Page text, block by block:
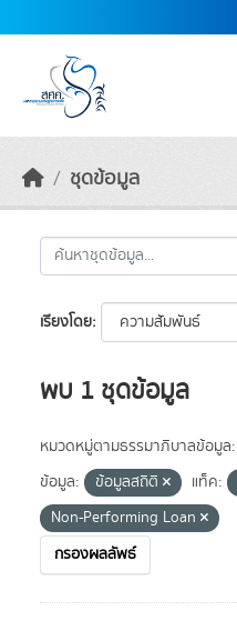
ชุดข้อมูล
เรียงโดย
พบ 1 ชุดข้อมูล
หมวดหมู่ตามธรรมาภิบาลข้อมูล:
ข้อมูล:
ข้อมูลสถิติ แท็ค:
Non-Performing Loan
กรองผลลัพธ์